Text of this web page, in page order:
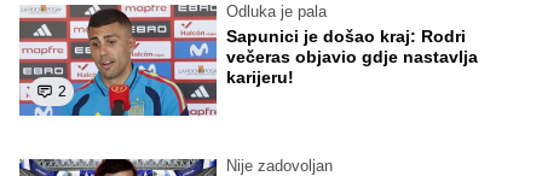
2
Odluka je pala
Sapunici je došao kraj: Rodri
večeras objavio gdje nastavlja
karijeru!
Nije zadovoljan